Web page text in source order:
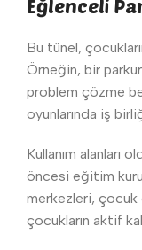
Eğlenceli
Bu tünel,
Örneğin, bir
problem çözme
oyunlarında iş
Kullanım alanları
öncesi eğitim
merkezleri, çocuk
çocukların aktif